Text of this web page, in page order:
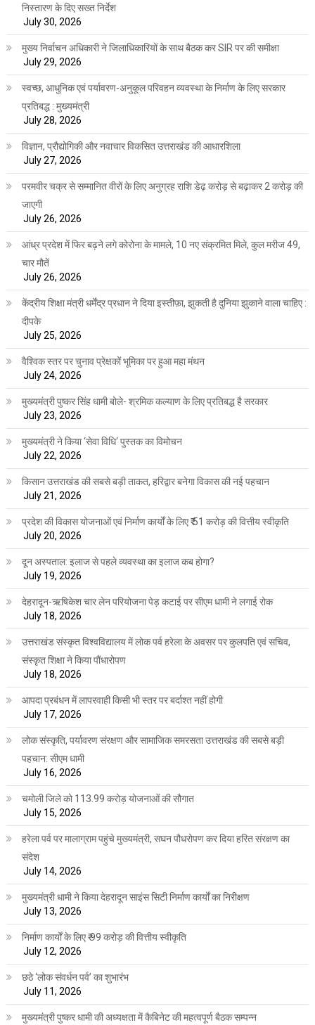
निस्तारण के दिए सख्त निर्देश
July 30, 2026
मुख्य निर्वाचन अधिकारी ने जिलाधिकारियों के साथ बैठक कर SIR पर की समीक्षा
July 29, 2026
स्वच्छ, आधुनिक एवं पर्यावरण-अनुकूल परिवहन व्यवस्था के निर्माण के लिए सरकार
प्रतिबद्ध : मुख्यमंत्री
July 28, 2026
विज्ञान, प्रौद्योगिकी और नवाचार विकसित उत्तराखंड की आधारशिला
July 27, 2026
परमवीर चक्र से सम्मानित वीरों के लिए अनुग्रह राशि डेढ़ करोड़ से बढ़ाकर 2 करोड़ की
जाएगी
July 26, 2026
आंध्र प्रदेश में फिर बढ़ने लगे कोरोना के मामले, 10 नए संक्रमित मिले, कुल मरीज 49,
चार मौतें
July 26, 2026
केंद्रीय शिक्षा मंत्री धर्मेंद्र प्रधान ने दिया इस्तीफ़ा, झुकती है दुनिया झुकाने वाला चाहिए :
दीपके
July 25, 2026
वैश्विक स्तर पर चुनाव प्रेक्षकों भूमिका पर हुआ महा मंथन
July 24, 2026
मुख्यमंत्री पुष्कर सिंह धामी बोले- श्रमिक कल्याण के लिए प्रतिबद्ध है सरकार
July 23, 2026
मुख्यमंत्री ने किया ‘सेवा विधि‘ पुस्तक का विमोचन
July 22, 2026
किसान उत्तराखंड की सबसे बड़ी ताकत, हरिद्वार बनेगा विकास की नई पहचान
July 21, 2026
प्रदेश की विकास योजनाओं एवं निर्माण कार्यों के लिए ₹ 51 करोड़ की वित्तीय स्वीकृति
July 20, 2026
दून अस्पताल: इलाज से पहले व्यवस्था का इलाज कब होगा?
July 19, 2026
देहरादून-ऋषिकेश चार लेन परियोजना पेड़ कटाई पर सीएम धामी ने लगाई रोक
July 18, 2026
उत्तराखंड संस्कृत विश्वविद्यालय में लोक पर्व हरेला के अवसर पर कुलपति एवं सचिव,
संस्कृत शिक्षा ने किया पौंधारोपण
July 18, 2026
आपदा प्रबंधन में लापरवाही किसी भी स्तर पर बर्दाश्त नहीं होगी
July 17, 2026
लोक संस्कृति, पर्यावरण संरक्षण और सामाजिक समरसता उत्तराखंड की सबसे बड़ी
पहचान: सीएम धामी
July 16, 2026
चमोली जिले को 113.99 करोड़ योजनाओं की सौगात
July 15, 2026
हरेला पर्व पर मालाग्राम पहुंचे मुख्यमंत्री, सघन पौधरोपण कर दिया हरित संरक्षण का
संदेश
July 14, 2026
मुख्यमंत्री धामी ने किया देहरादून साइंस सिटी निर्माण कार्यों का निरीक्षण
July 13, 2026
निर्माण कार्यों के लिए ₹ 99 करोड़ की वित्तीय स्वीकृति
July 12, 2026
छठे ‘लोक संवर्धन पर्व’ का शुभारंभ
July 11, 2026
मुख्यमंत्री पुष्कर धामी की अध्यक्षता में कैबिनेट की महत्वपूर्ण बैठक सम्पन्न